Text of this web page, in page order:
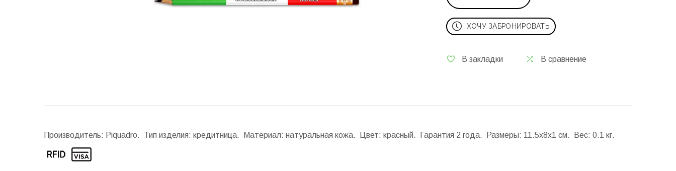
ХОЧУ ЗАБРОНИРОВАТЬ
В закладки В сравнение
Производитель: Piquadro. Тип изделия: кредитница. Материал: натуральная кожа. Цвет: красный. Гарантия 2 года. Размеры: 11.5x8x1 см. Вес: 0.1 кг.